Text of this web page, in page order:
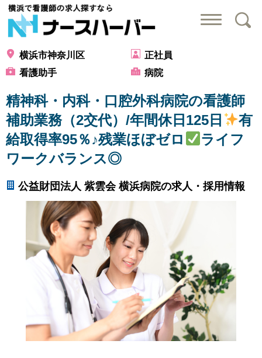
横浜市神奈川区
正社員
看護助手
病院
精神科・内科・口腔外科病院の看護師
補助業務（2交代）/年間休日125日
有
給取得率95％♪残業ほぼゼロ
ライフ
ワークバランス◎
公益財団法人 紫雲会 横浜病院の求人・採用情報